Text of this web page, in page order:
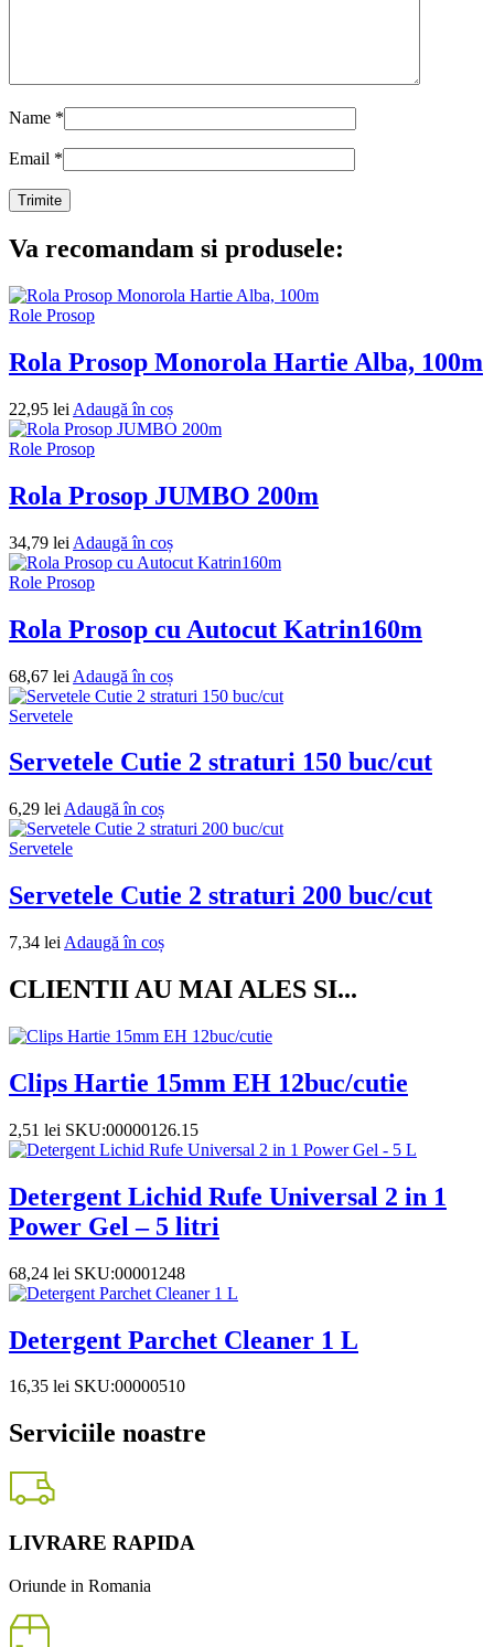
Name *
Email *
Va recomandam si produsele:
Role Prosop
Rola Prosop Monorola Hartie Alba, 100m
22,95 lei Adaugă în coș
Role Prosop
Rola Prosop JUMBO 200m
34,79 lei Adaugă în coș
Role Prosop
Rola Prosop cu Autocut Katrin160m
68,67 lei Adaugă în coș
Servetele
Servetele Cutie 2 straturi 150 buc/cut
6,29 lei Adaugă în coș
Servetele
Servetele Cutie 2 straturi 200 buc/cut
7,34 lei Adaugă în coș
CLIENTII AU MAI ALES SI...
Clips Hartie 15mm EH 12buc/cutie
2,51 lei SKU:00000126.15
Detergent Lichid Rufe Universal 2 in 1
Power Gel – 5 litri
68,24 lei SKU:00001248
Detergent Parchet Cleaner 1 L
16,35 lei SKU:00000510
Serviciile noastre
LIVRARE RAPIDA
Oriunde in Romania